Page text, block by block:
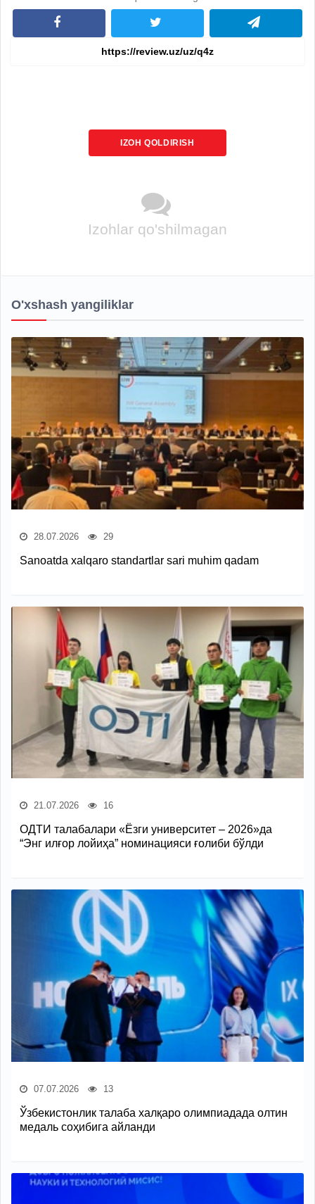
IZOH QOLDIRISH
Izohlar qo'shilmagan
O'xshash yangiliklar
28.07.2026 29
Sanoatda xalqaro standartlar sari muhim qadam
21.07.2026 16
ОДТИ талабалари «Ёзги университет – 2026»да
“Энг илғор лойиҳа” номинацияси ғолиби бўлди
07.07.2026 13
Ўзбекистонлик талаба халқаро олимпиадада олтин
медаль соҳибига айланди